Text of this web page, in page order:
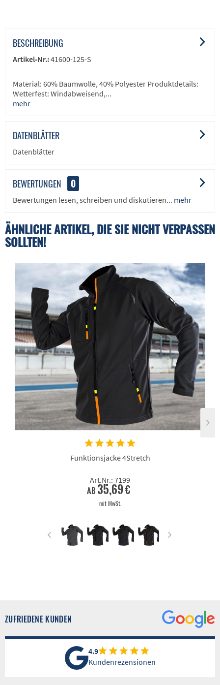
BESCHREIBUNG
Artikel-Nr.:41600-125-S
Material: 60% Baumwolle, 40% Polyester Produktdetails:
Wetterfest: Windabweisend,...
mehr
DATENBLÄTTER
Datenblätter
BEWERTUNGEN 0
Bewertungen lesen, schreiben und diskutieren... mehr
ÄHNLICHE ARTIKEL, DIE SIE NICHT VERPASSEN
SOLLTEN!
Funktionsjacke 4Stretch
Art.Nr.: 7199
ab 35,69 €
mit MwSt.
ZUFRIEDENE KUNDEN
4.9
Kundenrezensionen